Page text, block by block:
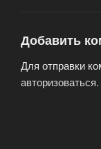
Добавить
Для отправки
авторизоваться.